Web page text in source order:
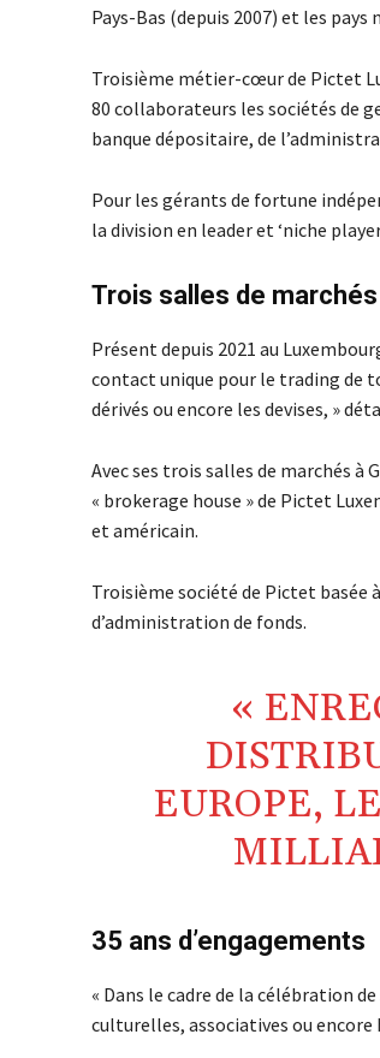
Pays-Bas (depuis 2007) et les
Troisième métier-cœur de Pictet
80 collaborateurs les sociétés de
banque dépositaire, de
Pour les gérants de fortune
la division en leader et ‘niche
Trois salles de marchés
Présent depuis 2021 au
contact unique pour le trading de
dérivés ou encore les devises, »
Avec ses trois salles de marchés à
« brokerage house » de Pictet
et américain.
Troisième société de Pictet basée
d’administration de fonds.
«
EUROPE,
35 ans d’engagements
« Dans le cadre de la célébration
culturelles, associatives ou